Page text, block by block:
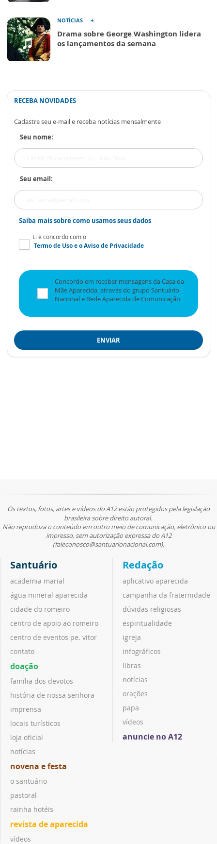
NOTÍCIAS
Drama sobre George Washington lidera
os lançamentos da semana
RECEBA NOVIDADES
Cadastre seu e-mail e receba notícias mensalmente
Seu nome:
Seu email:
Saiba mais sobre como usamos seus dados
Li e concordo com o
Termo de Usoe oAviso de Privacidade
Concordo em receber mensagens da Casa da
Mãe Aparecida, através do grupo Santuário
Nacional e Rede Aparecida de Comunicação
ENVIAR
Os textos, fotos, artes e vídeos do A12 estão protegidos pela legislação
brasileira sobre direito autoral.
Não reproduza o conteúdo em outro meio de comunicação, eletrônico ou
impresso, sem autorização expressa do A12
(faleconosco@santuarionacional.com).
Santuário
academia marial
água mineral aparecida
cidade do romeiro
centro de apoio ao romeiro
centro de eventos pe. vitor
contato
doação
família dos devotos
história de nossa senhora
imprensa
locais turísticos
loja oficial
notícias
novena e festa
o santuário
pastoral
rainha hotéis
revista de aparecida
vídeos
Redação
aplicativo aparecida
campanha da fraternidade
dúvidas religiosas
espiritualidade
igreja
infográficos
libras
notícias
orações
papa
vídeos
anuncie no A12